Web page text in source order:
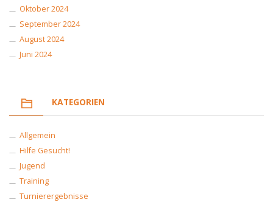
Oktober 2024
September 2024
August 2024
Juni 2024
KATEGORIEN
Allgemein
Hilfe Gesucht!
Jugend
Training
Turnierergebnisse